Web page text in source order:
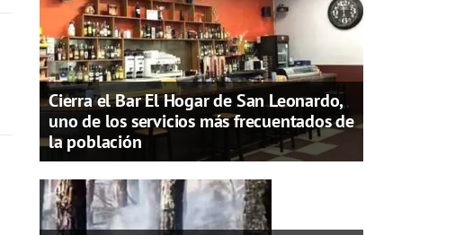
Cierra el Bar El Hogar de San Leonardo,
uno de los servicios más frecuentados de
la población